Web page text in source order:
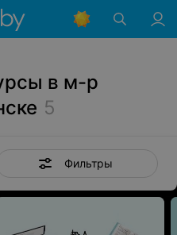
в м-р
5
Фильтры